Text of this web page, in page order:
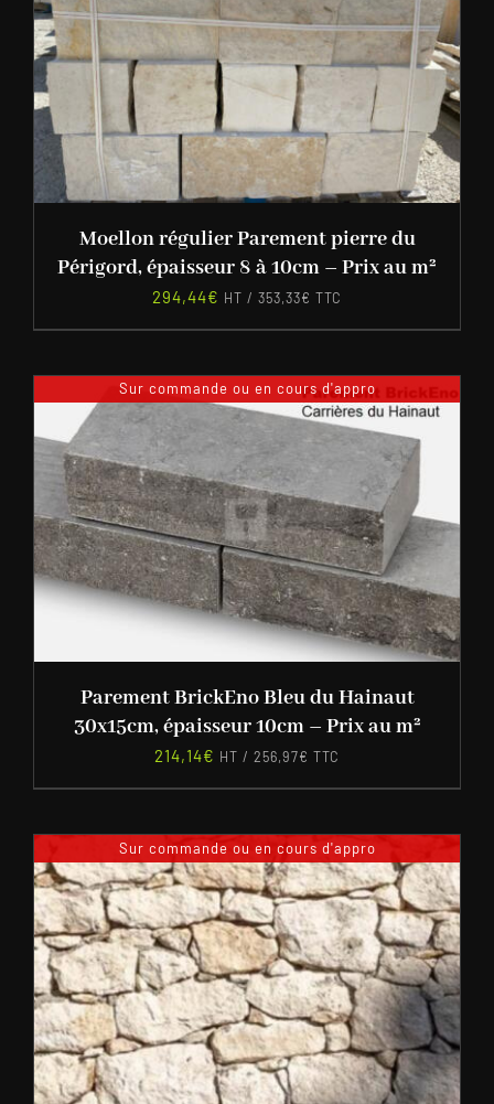
Moellon régulier Parement pierre du
Périgord, épaisseur 8 à 10cm – Prix au m²
294,44€ HT / 353,33€ TTC
Sur commande ou en cours d'appro
Parement BrickEno Bleu du Hainaut
30x15cm, épaisseur 10cm – Prix au m²
214,14€ HT / 256,97€ TTC
Sur commande ou en cours d'appro